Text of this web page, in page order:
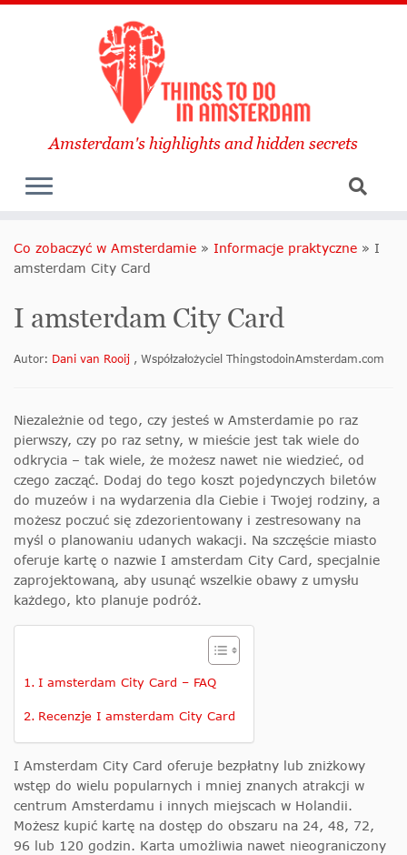
Amsterdam's highlights and hidden secrets
Co zobaczyć w Amsterdamie » Informacje praktyczne » I
amsterdam City Card
I amsterdam City Card
Autor: Dani van Rooij , Współzałożyciel ThingstodoinAmsterdam.com
Niezależnie od tego, czy jesteś w Amsterdamie po raz
pierwszy, czy po raz setny, w mieście jest tak wiele do
odkrycia – tak wiele, że możesz nawet nie wiedzieć, od
czego zacząć. Dodaj do tego koszt pojedynczych biletów
do muzeów i na wydarzenia dla Ciebie i Twojej rodziny, a
możesz poczuć się zdezorientowany i zestresowany na
myśl o planowaniu udanych wakacji. Na szczęście miasto
oferuje kartę o nazwie I amsterdam City Card, specjalnie
zaprojektowaną, aby usunąć wszelkie obawy z umysłu
każdego, kto planuje podróż.
I amsterdam City Card – FAQ
Recenzje I amsterdam City Card
I Amsterdam City Card oferuje bezpłatny lub zniżkowy
wstęp do wielu popularnych i mniej znanych atrakcji w
centrum Amsterdamu i innych miejscach w Holandii.
Możesz kupić kartę na dostęp do obszaru na 24, 48, 72,
96 lub 120 godzin. Karta umożliwia nawet nieograniczony